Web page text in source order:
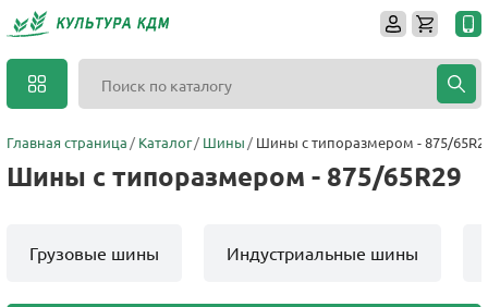
Главная страница Каталог Шины Шины с типоразмером - 875/
Шины с типоразмером - 875/65R29
Грузовые шины Индустриальные шины